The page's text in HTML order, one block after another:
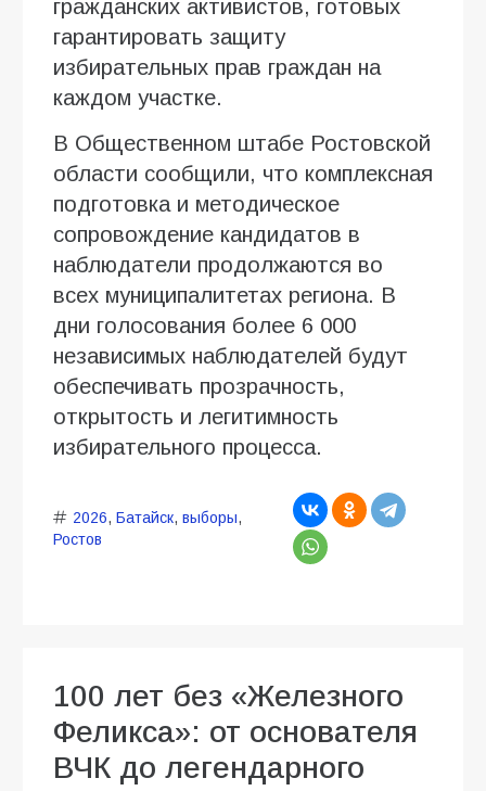
гражданских активистов, готовых
гарантировать защиту
избирательных прав граждан на
каждом участке.
В Общественном штабе Ростовской
области сообщили, что комплексная
подготовка и методическое
сопровождение кандидатов в
наблюдатели продолжаются во
всех муниципалитетах региона. В
дни голосования более 6 000
независимых наблюдателей будут
обеспечивать прозрачность,
открытость и легитимность
избирательного процесса.
2026, Батайск, выборы,
Ростов
100 лет без «Железного
Феликса»: от основателя
ВЧК до легендарного